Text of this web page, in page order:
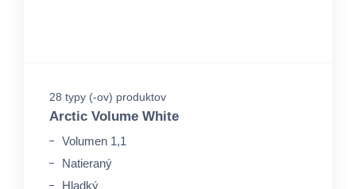
28 typy (-ov) produktov
Arctic Volume White
Volumen 1,1
Natieraný
Hladký